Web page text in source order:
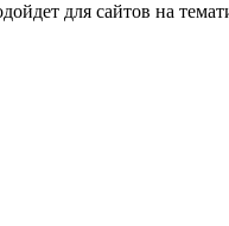
для сайтов на